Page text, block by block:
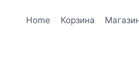
Home Корзина